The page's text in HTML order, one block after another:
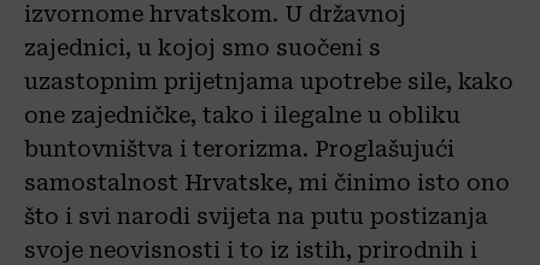
izvornome hrvatskom. U državnoj
zajednici, u kojoj smo suočeni s
uzastopnim prijetnjama upotrebe sile, kako
one zajedničke, tako i ilegalne u obliku
buntovništva i terorizma. Proglašujući
samostalnost Hrvatske, mi činimo isto ono
što i svi narodi svijeta na putu postizanja
svoje neovisnosti i to iz istih, prirodnih i